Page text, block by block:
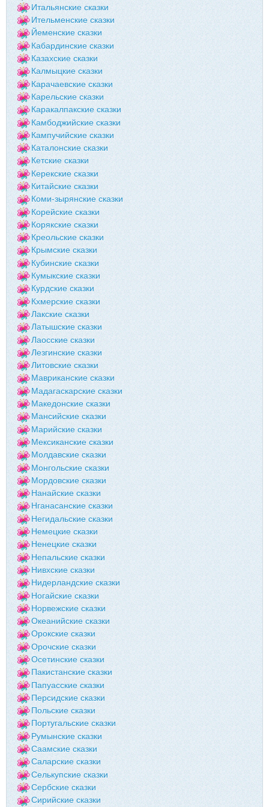
Итальянские сказки
Ительменские сказки
Йеменские сказки
Кабардинские сказки
Казахские сказки
Калмыцкие сказки
Карачаевские сказки
Карельские сказки
Каракалпакские сказки
Камбоджийские сказки
Кампучийские сказки
Каталонские сказки
Кетские сказки
Керекские сказки
Китайские сказки
Коми-зырянские сказки
Корейские сказки
Корякские сказки
Креольские сказки
Крымские сказки
Кубинские сказки
Кумыкские сказки
Курдские сказки
Кхмерские сказки
Лакские сказки
Латышские сказки
Лаосские сказки
Лезгинские сказки
Литовские сказки
Мавриканские сказки
Мадагаскарские сказки
Македонские сказки
Мансийские сказки
Марийские сказки
Мексиканские сказки
Молдавские сказки
Монгольские сказки
Мордовские сказки
Нанайские сказки
Нганасанские сказки
Негидальские сказки
Немецкие сказки
Ненецкие сказки
Непальские сказки
Нивхские сказки
Нидерландские сказки
Ногайские сказки
Норвежские сказки
Океанийские сказки
Орокские сказки
Орочские сказки
Осетинские сказки
Пакистанские сказки
Папуасские сказки
Персидские сказки
Польские сказки
Португальские сказки
Румынские сказки
Саамские сказки
Саларские сказки
Селькупские сказки
Сербские сказки
Сирийские сказки